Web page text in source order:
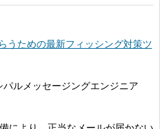
うための最新フィッシング対策ツ
パルメッセージングエンジニア